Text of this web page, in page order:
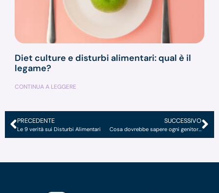
Diet culture e disturbi alimentari: qual è il
legame?
CONTINUA A LEGGERE
PRECEDENTE
Le 9 verità sui Disturbi Alimentari
SUCCESSIVO
Cosa dovrebbe sapere ogni genitore sui Disturbi Alimentari